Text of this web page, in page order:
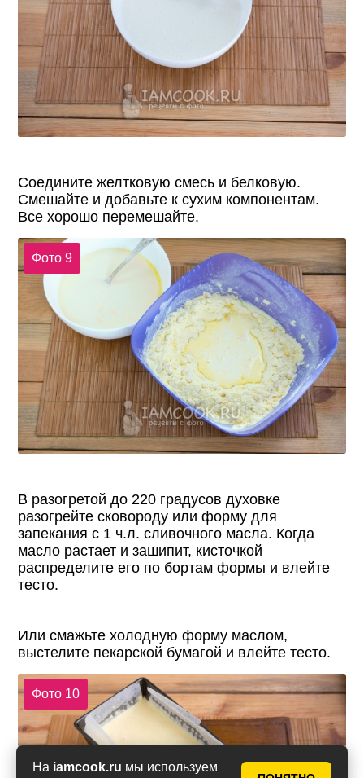
На iamcook.ru мы используем
Соедините желтковую смесь и белковую.
Смешайте и добавьте к сухим компонентам.
Все хорошо перемешайте.
Фото 9
В разогретой до 220 градусов духовке
разогрейте сковороду или форму для
запекания с 1 ч.л. сливочного масла. Когда
масло растает и зашипит, кисточкой
распределите его по бортам формы и влейте
тесто.
Или смажьте холодную форму маслом,
выстелите пекарской бумагой и влейте тесто.
Фото 10